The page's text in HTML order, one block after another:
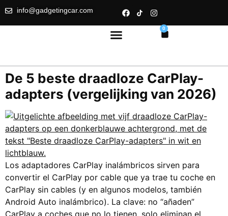
info@gadgetingcar.com
0
De 5 beste draadloze CarPlay-
adapters (vergelijking van 2026)
Los adaptadores CarPlay inalámbricos sirven para
convertir el CarPlay por cable que ya trae tu coche en
CarPlay sin cables (y en algunos modelos, también
Android Auto inalámbrico). La clave: no “añaden”
CarPlay a coches que no lo tienen, solo eliminan el